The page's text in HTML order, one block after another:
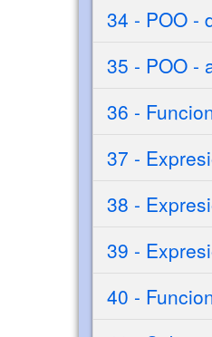
34 - POO -
35 - POO -
36 -
37 -
38 -
39 -
40 -